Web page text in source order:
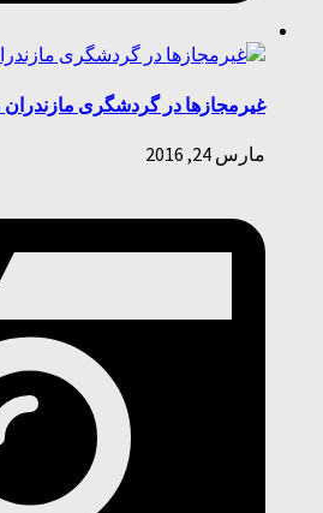
غیرمجازها در گردشگری مازندران
مارس 24, 2016